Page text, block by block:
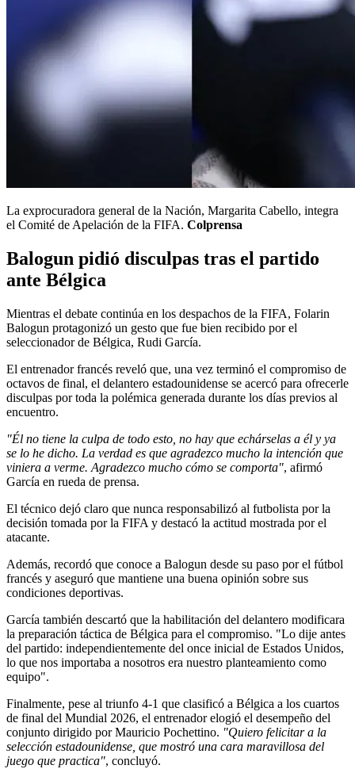
La exprocuradora general de la Nación, Margarita Cabello, integra
el Comité de Apelación de la FIFA. Colprensa
Balogun pidió disculpas tras el partido
ante Bélgica
Mientras el debate continúa en los despachos de la FIFA, Folarin
Balogun protagonizó un gesto que fue bien recibido por el
seleccionador de Bélgica, Rudi García.
El entrenador francés reveló que, una vez terminó el compromiso de
octavos de final, el delantero estadounidense se acercó para ofrecerle
disculpas por toda la polémica generada durante los días previos al
encuentro.
"Él no tiene la culpa de todo esto, no hay que echárselas a él y ya
se lo he dicho. La verdad es que agradezco mucho la intención que
viniera a verme. Agradezco mucho cómo se comporta", afirmó
García en rueda de prensa.
El técnico dejó claro que nunca responsabilizó al futbolista por la
decisión tomada por la FIFA y destacó la actitud mostrada por el
atacante.
Además, recordó que conoce a Balogun desde su paso por el fútbol
francés y aseguró que mantiene una buena opinión sobre sus
condiciones deportivas.
García también descartó que la habilitación del delantero modificara
la preparación táctica de Bélgica para el compromiso. "Lo dije antes
del partido: independientemente del once inicial de Estados Unidos,
lo que nos importaba a nosotros era nuestro planteamiento como
equipo".
Finalmente, pese al triunfo 4-1 que clasificó a Bélgica a los cuartos
de final del Mundial 2026, el entrenador elogió el desempeño del
conjunto dirigido por Mauricio Pochettino. "Quiero felicitar a la
selección estadounidense, que mostró una cara maravillosa del
juego que practica", concluyó.